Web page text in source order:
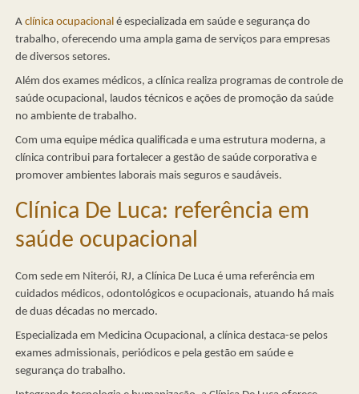
Aclínica ocupacional é especializada em saúde e segurança do
trabalho, oferecendo uma ampla gama de serviços para empresas
de diversos setores.
Além dos exames médicos, a clínica realiza programas de controle de
saúde ocupacional, laudos técnicos e ações de promoção da saúde
no ambiente de trabalho.
Com uma equipe médica qualificada e uma estrutura moderna, a
clínica contribui para fortalecer a gestão de saúde corporativa e
promover ambientes laborais mais seguros e saudáveis.
Clínica De Luca: referência em
saúde ocupacional
Com sede em Niterói, RJ, a Clínica De Luca é uma referência em
cuidados médicos, odontológicos e ocupacionais, atuando há mais
de duas décadas no mercado.
Especializada em Medicina Ocupacional, a clínica destaca-se pelos
exames admissionais, periódicos e pela gestão em saúde e
segurança do trabalho.